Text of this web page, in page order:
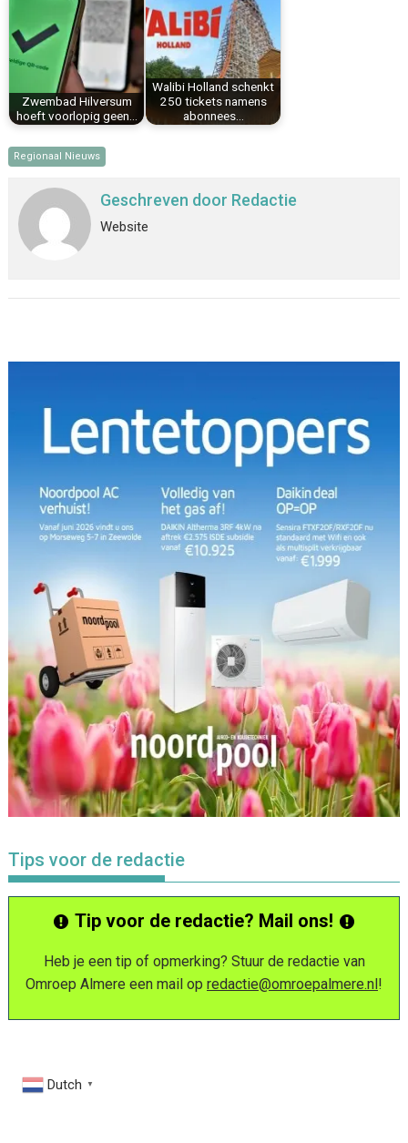
Zwembad Hilversum
hoeft voorlopig geen…
Walibi Holland schenkt
250 tickets namens
abonnees…
Regionaal Nieuws
Geschreven door Redactie
Website
Tips voor de redactie
Tip voor de redactie? Mail ons!
Heb je een tip of opmerking? Stuur de redactie van
Omroep Almere een mail op redactie@omroepalmere.nl!
Dutch ▼